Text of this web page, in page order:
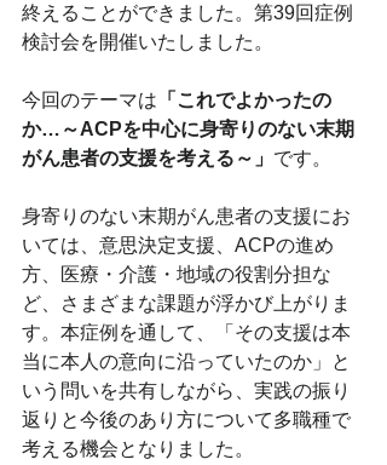
終えることができました。 第39回症例
検討会を開催いたしました。
今回のテーマは 「これでよかったの
か…～ACPを中心に身寄りのない末期
がん患者の支援を考える～」 です。
身寄りのない末期がん患者の支援にお
いては、意思決定支援、ACPの進め
方、医療・介護・地域の役割分担な
ど、さまざまな課題が浮かび上がりま
す。本症例を通して、「その支援は本
当に本人の意向に沿っていたのか」と
いう問いを共有しながら、実践の振り
返りと今後のあり方について多職種で
考える機会となりました。